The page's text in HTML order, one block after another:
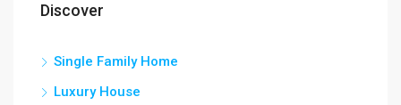
Discover
Single Family Home
Luxury House